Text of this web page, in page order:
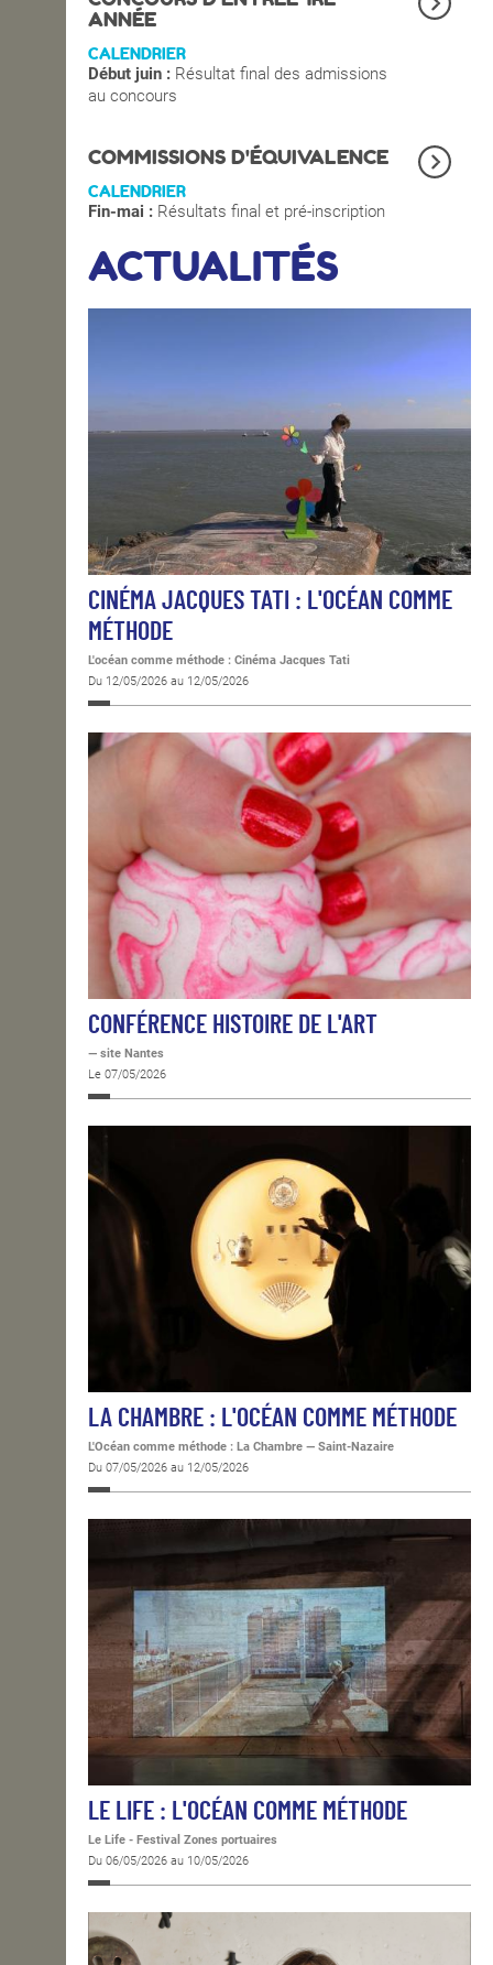
ANNÉE
CALENDRIER
Début juin : Résultat final des admissions
au concours
COMMISSIONS D'ÉQUIVALENCE
CALENDRIER
Fin-mai : Résultats final et pré-inscription
ACTUALITÉS
CINÉMA JACQUES TATI : L'OCÉAN COMME
MÉTHODE
L'océan comme méthode : Cinéma Jacques Tati
Du 12/05/2026 au 12/05/2026
CONFÉRENCE HISTOIRE DE L'ART
— site Nantes
Le 07/05/2026
LA CHAMBRE : L'OCÉAN COMME MÉTHODE
L'Océan comme méthode : La Chambre — Saint-Nazaire
Du 07/05/2026 au 12/05/2026
LE LIFE : L'OCÉAN COMME MÉTHODE
Le Life - Festival Zones portuaires
Du 06/05/2026 au 10/05/2026